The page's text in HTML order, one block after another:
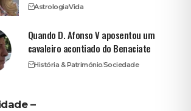
AstrologiaVida
Quando D. Afonso V aposentou um
cavaleiro acontiado do Benaciate
História & PatrimónioSociedade
–